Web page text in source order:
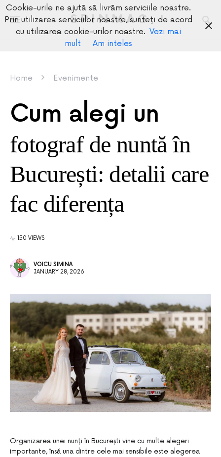
SPINMAG
Home Evenimente
Cum alegi un
fotograf de nuntă în
București: detalii care
fac diferența
150 VIEWS
VOICU SIMINA
JANUARY 28, 2026
Organizarea unei nunți în București vine cu multe alegeri
importante, însă una dintre cele mai sensibile este alegerea
Cookie-urile ne ajută să livrăm serviciile noastre.
Prin utilizarea serviciilor noastre, sunteți de acord
cu utilizarea cookie-urilor noastre. Vezi mai
mult
Am inteles